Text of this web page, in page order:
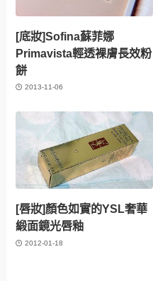
[底妝]Sofina蘇菲娜
Primavista輕透裸膚長效粉
餅
2013-11-06
[唇妝]顏色如實的YSL奢華
緞面鏡光唇釉
2012-01-18